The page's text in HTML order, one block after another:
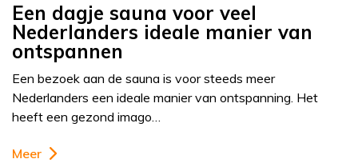
Een dagje sauna voor veel
Nederlanders ideale manier van
ontspannen
Een bezoek aan de sauna is voor steeds meer
Nederlanders een ideale manier van ontspanning. Het
heeft een gezond imago…
Meer